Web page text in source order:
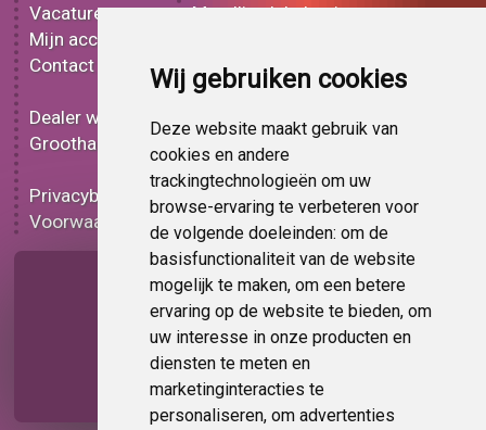
Wij gebruiken cookies
Deze website maakt gebruik van
cookies en andere
trackingtechnologieën om uw
browse-ervaring te verbeteren voor
de volgende doeleinden: om de
basisfunctionaliteit van de website
mogelijk te maken, om een betere
ervaring op de website te bieden, om
uw interesse in onze producten en
diensten te meten en
marketinginteracties te
personaliseren, om advertenties
Vacatures
Mijn account
Contact
Dealer worden
Groothandel
Privacybeleid
Voorwaarden
Metallic plakplastic
Effect plakplastic
Bedrukt plakplastic
Carbon plakplastic
Lampen folie
Functionele folie
Plakplastic korting
Op bestelling
Pagina delen